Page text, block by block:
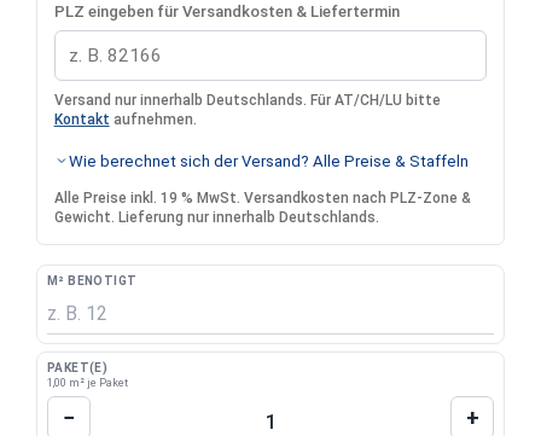
PLZ eingeben für Versandkosten & Liefertermin
Versand nur innerhalb Deutschlands. Für AT/CH/LU bitte
Kontakt aufnehmen.
Wie berechnet sich der Versand? Alle Preise & Staffeln
Alle Preise inkl. 19 % MwSt. Versandkosten nach PLZ-Zone &
Gewicht. Lieferung nur innerhalb Deutschlands.
M² BENÖTIGT
PAKET(E)
1,00 m² je Paket
Produkt Anzahl: Gib den gewünschten
− +